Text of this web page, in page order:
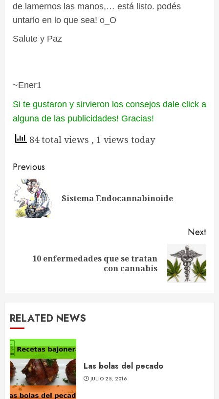
de lamernos las manos,… está listo. podés
untarlo en lo que sea! o_O
Salute y Paz
~Ener1
Si te gustaron y sirvieron los consejos dale click a
alguna de las publicidades! Gracias!
84 total views , 1 views today
Continue
Reading
Previous
Sistema Endocannabinoide
Next
10 enfermedades que se tratan
con cannabis
RELATED NEWS
Las bolas del pecado
JULIO 25, 2016